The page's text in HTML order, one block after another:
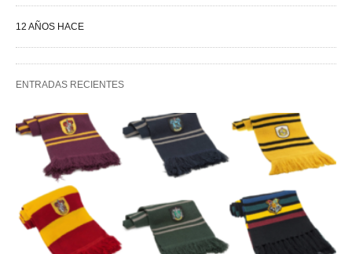
12 AÑOS HACE
ENTRADAS RECIENTES